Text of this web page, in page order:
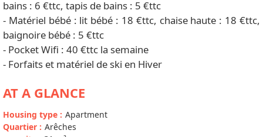
bains : 6 €ttc, tapis de bains : 5 €ttc
- Matériel bébé : lit bébé : 18 €ttc, chaise haute : 18 €ttc,
baignoire bébé : 5 €ttc
- Pocket Wifi : 40 €ttc la semaine
- Forfaits et matériel de ski en Hiver
AT A GLANCE
Housing type : Apartment
Quartier : Arêches